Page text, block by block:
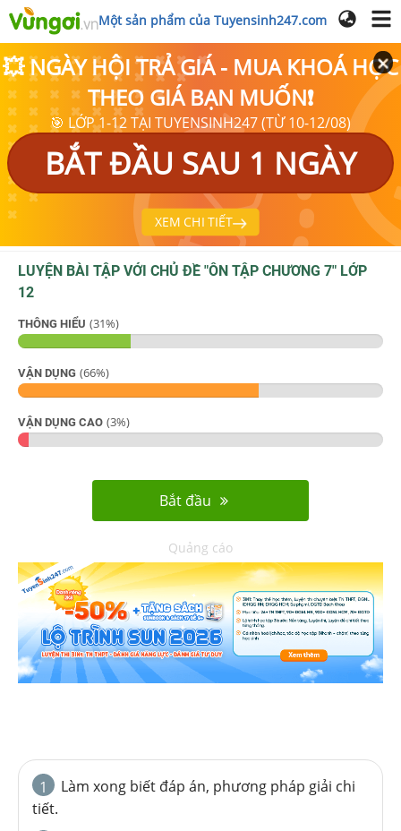
Một sản phẩm của Tuyensinh247.com
💥 NGÀY HỘI TRẢ GIÁ - MUA KHOÁ HỌC
THEO GIÁ BẠN MUỐN❗
🎯 LỚP 1-12 TẠI TUYENSINH247 (TỪ 10-12/08)
BẮT ĐẦU SAU 1 NGÀY
XEM CHI TIẾT
LUYỆN BÀI TẬP VỚI CHỦ ĐỀ "ÔN TẬP CHƯƠNG 7" LỚP
12
THÔNG HIỂU (31%)
VẬN DỤNG (66%)
VẬN DỤNG CAO (3%)
Bắt đầu
Quảng cáo
1
Làm xong biết đáp án, phương pháp giải chi
tiết.